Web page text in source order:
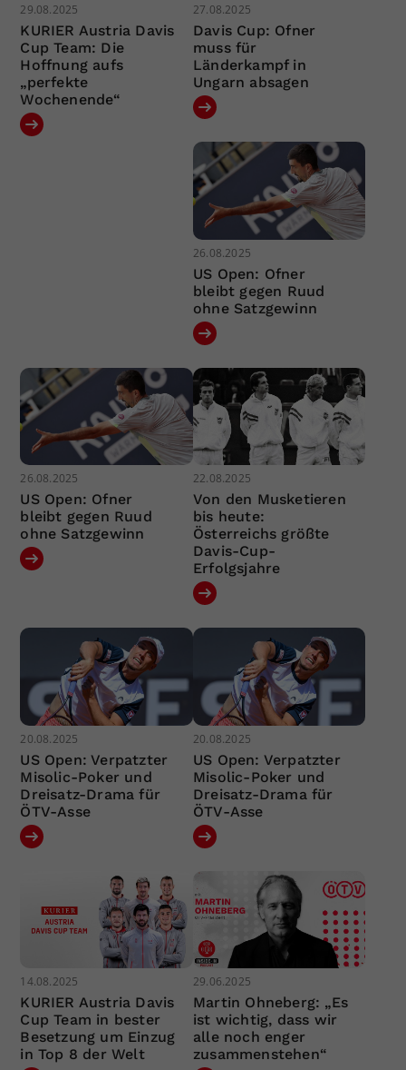
29.08.2025
KURIER Austria Davis
Cup Team: Die
Hoffnung aufs
„perfekte
Wochenende“
27.08.2025
Davis Cup: Ofner
muss für
Länderkampf in
Ungarn absagen
26.08.2025
US Open: Ofner
bleibt gegen Ruud
ohne Satzgewinn
26.08.2025
US Open: Ofner
bleibt gegen Ruud
ohne Satzgewinn
22.08.2025
Von den Musketieren
bis heute:
Österreichs größte
Davis-Cup-
Erfolgsjahre
20.08.2025
US Open: Verpatzter
Misolic-Poker und
Dreisatz-Drama für
ÖTV-Asse
20.08.2025
US Open: Verpatzter
Misolic-Poker und
Dreisatz-Drama für
ÖTV-Asse
14.08.2025
KURIER Austria Davis
Cup Team in bester
Besetzung um Einzug
in Top 8 der Welt
29.06.2025
Martin Ohneberg: „Es
ist wichtig, dass wir
alle noch enger
zusammenstehen“